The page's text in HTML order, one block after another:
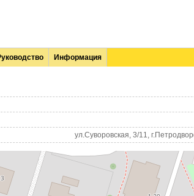
Информация
ул.Суворовская, 3/11,